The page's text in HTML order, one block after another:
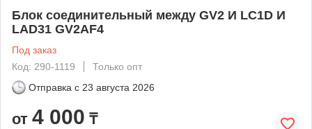
Блок соединительный между GV2 И LC1D И
LAD31 GV2AF4
Под заказ
Код: 290-1119
Только опт
Отправка с 23 августа 2026
от 4 000 ₸